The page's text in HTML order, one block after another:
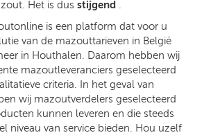
Het is dus stijgend .
is een platform dat voor u
van de mazouttarieven in België
in Houthalen. Daarom hebben wij
mazoutleveranciers geselecteerd
criteria. In het geval van
wij mazoutverdelers geselecteerd
kunnen leveren en die steeds
niveau van service bieden. Hou uzelf